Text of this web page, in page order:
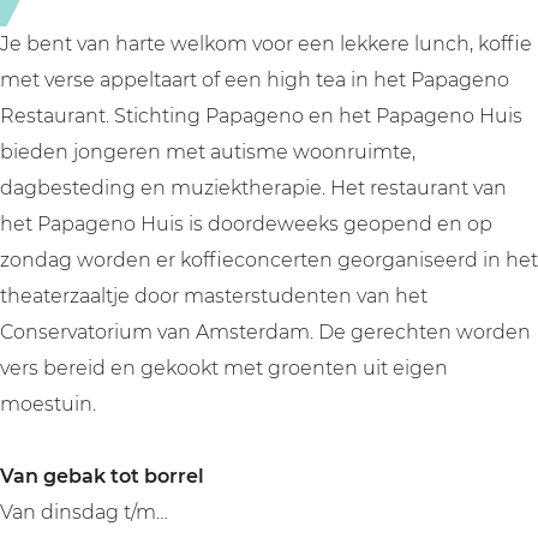
s
Je bent van harte welkom voor een lekkere lunch, koffie
met verse appeltaart of een high tea in het Papageno
Restaurant. Stichting Papageno en het Papageno Huis
bieden jongeren met autisme woonruimte,
dagbesteding en muziektherapie. Het restaurant van
het Papageno Huis is doordeweeks geopend en op
zondag worden er koffieconcerten georganiseerd in het
theaterzaaltje door masterstudenten van het
Conservatorium van Amsterdam. De gerechten worden
vers bereid en gekookt met groenten uit eigen
moestuin.
Van gebak tot borrel
Van dinsdag t/m…